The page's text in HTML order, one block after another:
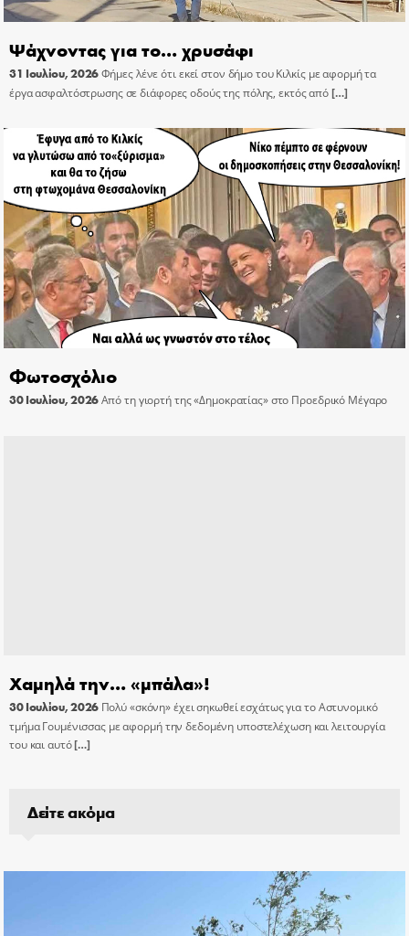
Ψάχνοντας για το… χρυσάφι
31 Ιουλίου, 2026Φήμες λένε ότι εκεί στον δήμο του Κιλκίς με αφορμή τα
έργα ασφαλτόστρωσης σε διάφορες οδούς της πόλης, εκτός από[…]
Φωτοσχόλιο
30 Ιουλίου, 2026Από τη γιορτή της «Δημοκρατίας» στο Προεδρικό Μέγαρο
Χαμηλά την… «μπάλα»!
30 Ιουλίου, 2026 Πολύ «σκόνη» έχει σηκωθεί εσχάτως για το Αστυνομικό
τμήμα Γουμένισσας με αφορμή την δεδομένη υποστελέχωση και λειτουργία
του και αυτό[…]
Δείτε ακόμα